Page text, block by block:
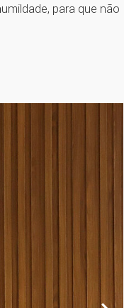
para que não